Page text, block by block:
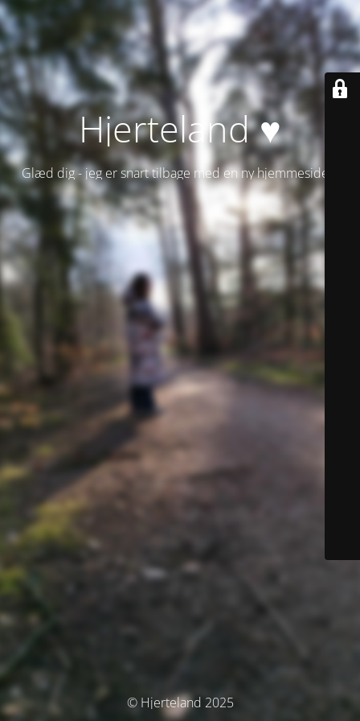
Hjerteland ♥
Glæd dig - jeg er snart tilbage med en ny hjemmeside!
© Hjerteland 2025